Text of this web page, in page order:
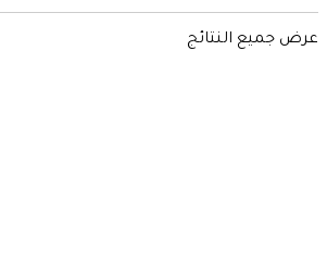
عرض جميع النتائج